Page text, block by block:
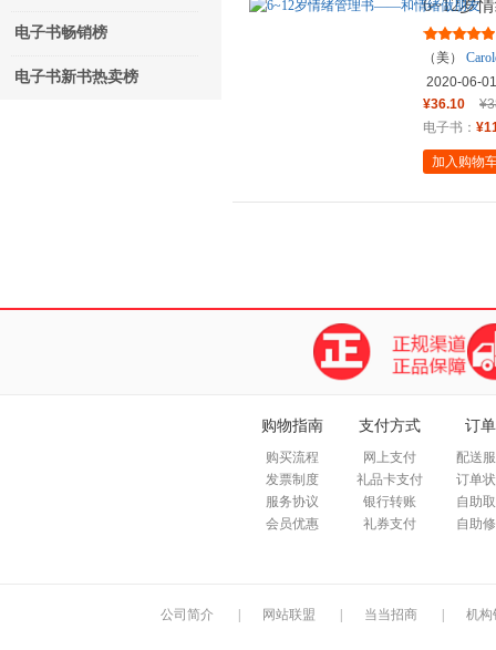
电子书畅销榜
电子书新书热卖榜
6~12岁
（美）
Albertson
-
2020-06-01
¥36.10
电子书：
加入购物
购物指南
购买流程
发票制度
服务协议
会员优惠
支付方式
网上支付
礼品卡支付
银行转账
礼券支付
订
配送
订单
自助
自助
公司简介 网站联盟 当当招商 机构